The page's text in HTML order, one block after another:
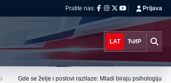
Pratite nas: Prijava
LAT ЋИР
› Gde se želje i poslovi razilaze: Mladi biraju psihologiju i